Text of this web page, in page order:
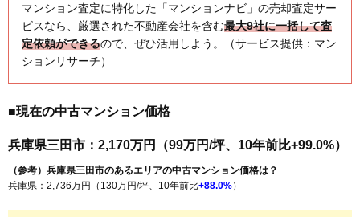
マンション査定に特化した「マンションナビ」の売却査定サー
ビスなら、厳選された不動産会社を含む最大9社に一括して査
定依頼ができるので、ぜひ活用しよう。（サービス提供：マン
ションリサーチ）
■現在の中古マンション価格
兵庫県三田市：2,170万円（99万円/坪、10年前比+99.0%）
（参考）兵庫県三田市のあるエリアの中古マンション価格は？
兵庫県：2,736万円（130万円/坪、10年前比+88.0%）